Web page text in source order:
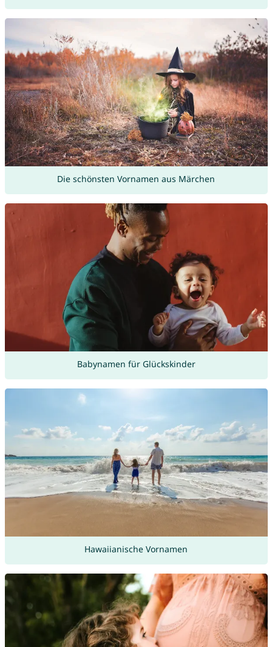
Die schönsten Vornamen aus Märchen
Babynamen für Glückskinder
Hawaiianische Vornamen